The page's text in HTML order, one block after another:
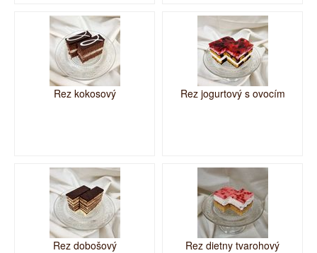
Rez kokosový Rez jogurtový s ovocím
Rez dobošový Rez dietny tvarohový